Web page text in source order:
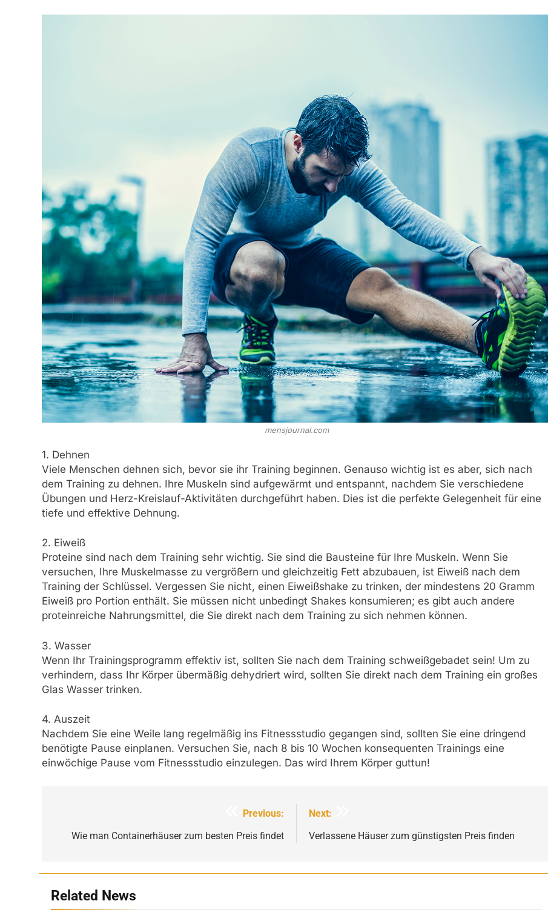
mensjournal.com
1. Dehnen
Viele Menschen dehnen sich, bevor sie ihr Training beginnen. Genauso wichtig ist es aber, sich nach
dem Training zu dehnen. Ihre Muskeln sind aufgewärmt und entspannt, nachdem Sie verschiedene
Übungen und Herz-Kreislauf-Aktivitäten durchgeführt haben. Dies ist die perfekte Gelegenheit für eine
tiefe und effektive Dehnung.
2. Eiweiß
Proteine sind nach dem Training sehr wichtig. Sie sind die Bausteine für Ihre Muskeln. Wenn Sie
versuchen, Ihre Muskelmasse zu vergrößern und gleichzeitig Fett abzubauen, ist Eiweiß nach dem
Training der Schlüssel. Vergessen Sie nicht, einen Eiweißshake zu trinken, der mindestens 20 Gramm
Eiweiß pro Portion enthält. Sie müssen nicht unbedingt Shakes konsumieren; es gibt auch andere
proteinreiche Nahrungsmittel, die Sie direkt nach dem Training zu sich nehmen können.
3. Wasser
Wenn Ihr Trainingsprogramm effektiv ist, sollten Sie nach dem Training schweißgebadet sein! Um zu
verhindern, dass Ihr Körper übermäßig dehydriert wird, sollten Sie direkt nach dem Training ein großes
Glas Wasser trinken.
4. Auszeit
Nachdem Sie eine Weile lang regelmäßig ins Fitnessstudio gegangen sind, sollten Sie eine dringend
benötigte Pause einplanen. Versuchen Sie, nach 8 bis 10 Wochen konsequenten Trainings eine
einwöchige Pause vom Fitnessstudio einzulegen. Das wird Ihrem Körper guttun!
Previous:
Wie man Containerhäuser zum besten Preis findet
Next:
Verlassene Häuser zum günstigsten Preis finden
Related News